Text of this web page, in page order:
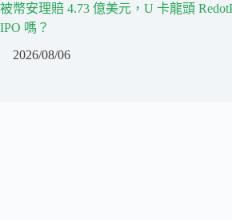
被幣安理賠 4.73 億美元，U 卡龍頭
IPO 嗎？
2026/08/06